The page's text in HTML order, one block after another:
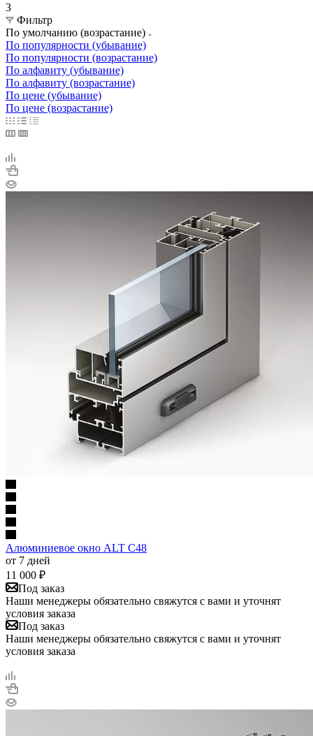
3
Фильтр
По умолчанию (возрастание)
По популярности (убывание)
По популярности (возрастание)
По алфавиту (убывание)
По алфавиту (возрастание)
По цене (убывание)
По цене (возрастание)
Алюминиевое окно ALT C48
от 7 дней
11 000 ₽
Под заказ
Наши менеджеры обязательно свяжутся с вами и уточнят
условия заказа
Под заказ
Наши менеджеры обязательно свяжутся с вами и уточнят
условия заказа